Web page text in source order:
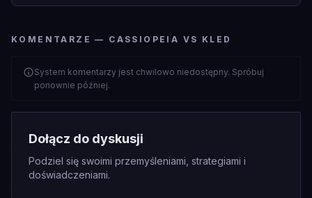
KOMENTARZE — CASSIOPEIA VS KLED
System komentarzy jest chwilowo niedostępny. Spróbuj
ponownie później.
Dołącz do dyskusji
Podziel się swoimi przemyśleniami, strategiami i
doświadczeniami.